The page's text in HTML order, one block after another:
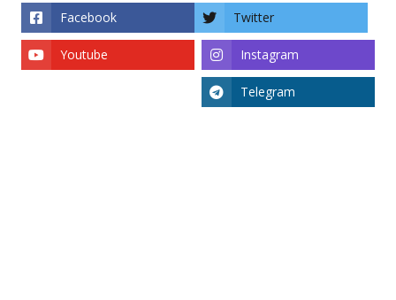
Facebook Twitter
Instagram
Youtube
Telegram